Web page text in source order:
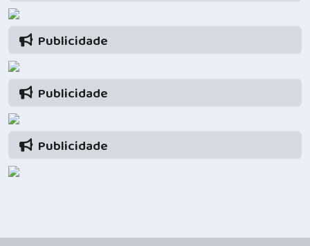
Publicidade
Publicidade
Publicidade